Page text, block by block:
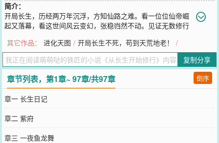
简介：
开局长生，历经两万年沉浮，方知仙路之难。看一位位仙帝崛
起又落幕，看这世间风云变幻，张稳岿然不动。见证无数修行
无双，自在极意！正所谓遇事不决闭关万年，这天下第一，我张稳要
定了，仙帝也改不了，我说的！这厮欺人太甚，你放心，你的葬礼必
定有我，等你死后万年，我定然会再来拜访！三万年河东，三万年河
西，莫欺长生穷！这次夺宝的高手也太多了，什么，才一万年一开，
告辞，贫道下次再来！他尚壮，暂且饶他一命！他未老，老则有变！
他未死，死则有变！这位大帝，你要修陵寝吗，我的手艺那是一绝
啊！说出来你可能不信，前面那几个，都是我埋的！岁月流逝，世界
终焉，天人五衰，张稳走出小楼，一剑永恒。
您要是觉得《
博微信里的朋友推荐哦！
其它作品： 进化天图 / 开局长生不死，苟到天荒地老！
/
复制分享
章节列表，第1章~ 97章/共97章 倒序
章一 长生日记
章二 紫府
章三 一夜鱼龙舞